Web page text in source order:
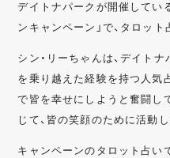
デイトナパークが開催してい
ンキャンペーン」で、タロッ
シン・リーちゃんは、デイト
を乗り越えた経験を持つ人気
で皆を幸せにしようと奮闘し
じて、皆の笑顔のために活動
キャンペーンのタロット占い